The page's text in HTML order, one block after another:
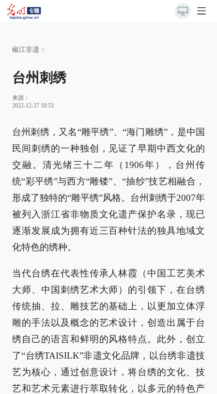
椒江非遗 >
台州刺绣
来源：
2022-12-27 10:53
台州刺绣，又名“雕平绣”、“海门雕绣”，是中国
民间刺绣的一种独创，见证了早期中西文化的
交融。清光绪三十二年（1906年），台州传
统“彩平绣”与西方“雕镂”、“抽纱”技艺相融合，
形成了独特的“雕平绣”风格。台州刺绣于2007年
被列入浙江省非物质文化遗产保护名录，现已
逐渐发展成为拥有近三百种针法的独具地域文
化特色的绣种。
当代台绣在代表性传承人林霞（中国工艺美术
大师、中国刺绣艺术大师）的引领下，在台绣
传统抽、拉、雕技艺的基础上，以更加立体浮
雕的手法以及概念的艺术设计，创造出属于台
绣自己的语言和鲜明的风格特点。此外，创立
了“台绣TAISILK”非遗文化品牌，以台绣非遗技
艺为核心，通过创意设计，将台绣的文化、技
艺和艺术元素进行萃取转化，以多元的特色产